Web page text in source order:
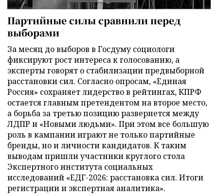
Партийные силы сравнили перед
выборами
За месяц до выборов в Госдуму социологи
фиксируют рост интереса к голосованию, а
эксперты говорят о стабилизации предвыборной
расстановки сил. Согласно опросам, «Единая
Россия» сохраняет лидерство в рейтингах, КПРФ
остается главным претендентом на второе место,
а борьба за третью позицию развернется между
ЛДПР и «Новыми людьми». При этом все большую
роль в кампании играют не только партийные
бренды, но и личности кандидатов. К таким
выводам пришли участники круглого стола
Экспертного института социальных
исследований «ЕДГ-2026: расстановка сил. Итоги
регистрации и экспертная аналитика».